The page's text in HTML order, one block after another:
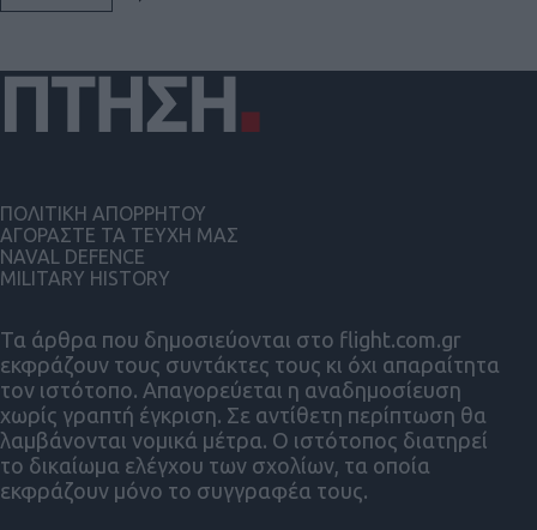
Τα άρθρα που δημοσιεύονται στο flight.com.gr
εκφράζουν τους συντάκτες τους κι όχι απαραίτητα
τον ιστότοπο. Απαγορεύεται η αναδημοσίευση
χωρίς γραπτή έγκριση. Σε αντίθετη περίπτωση θα
λαμβάνονται νομικά μέτρα. Ο ιστότοπος διατηρεί
το δικαίωμα ελέγχου των σχολίων, τα οποία
εκφράζουν μόνο το συγγραφέα τους.
ΠΟΛΙΤΙΚΗ ΑΠΟΡΡΗΤΟΥ
ΑΓΟΡΑΣΤΕ ΤΑ ΤΕΥΧΗ ΜΑΣ
NAVAL DEFENCE
MILITARY HISTORY